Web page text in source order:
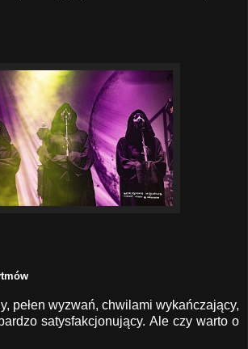
pełen wyzwań, chwilami wykańczający,
satysfakcjonujący. Ale czy warto o